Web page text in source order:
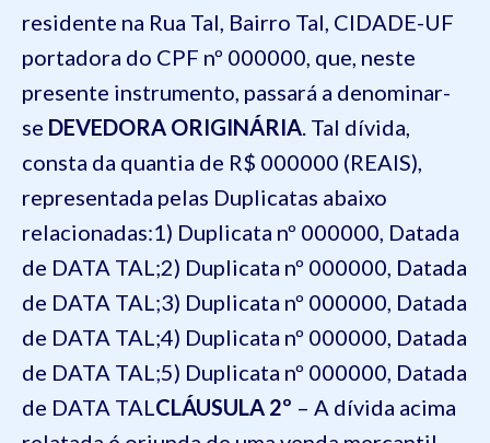
residente na Rua Tal, Bairro Tal, CIDADE-UF
portadora do CPF nº 000000, que, neste
presente instrumento, passará a denominar-
se DEVEDORA ORIGINÁRIA. Tal dívida,
consta da quantia de R$ 000000 (REAIS),
representada pelas Duplicatas abaixo
relacionadas:1) Duplicata nº 000000, Datada
de DATA TAL;2) Duplicata nº 000000, Datada
de DATA TAL;3) Duplicata nº 000000, Datada
de DATA TAL;4) Duplicata nº 000000, Datada
de DATA TAL;5) Duplicata nº 000000, Datada
de DATA TALCLÁUSULA 2º – A dívida acima